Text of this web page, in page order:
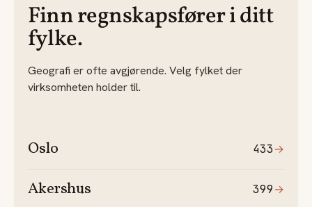
Finn regnskapsfører i ditt
fylke.
Geografi er ofte avgjørende. Velg fylket der
virksomheten holder til.
Oslo 433→
Akershus 399→